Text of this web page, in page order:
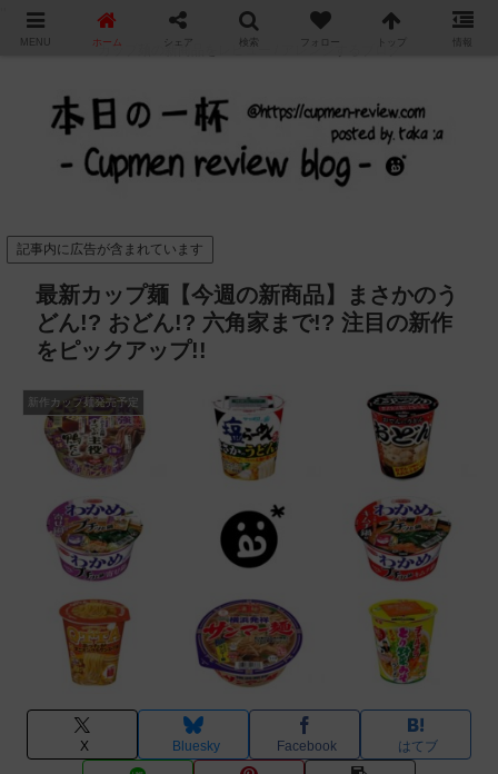
カップ麺の新商品をレビュー / アレンジするブログ
記事内に広告が含まれています
最新カップ麺【今週の新商品】まさかのう
どん!? おどん!? 六角家まで!? 注目の新作
をピックアップ!!
新作カップ麺発売予定
X Bluesky Facebook はてブ
MENU ホーム シェア 検索 フォロー トップ 情報